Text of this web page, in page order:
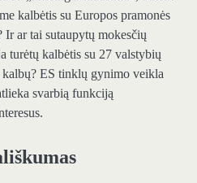
kalbėtis su Europos pramonės
ar tai sutaupytų mokesčių
turėtų kalbėtis su 27 valstybių
ES tinklų gynimo veikla
svarbią funkciją